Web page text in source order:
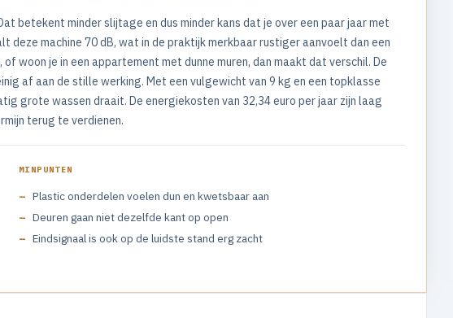
betekent minder slijtage en dus minder kans dat je over een paar jaar met
machine 70 dB, wat in de praktijk merkbaar rustiger aanvoelt dan een
woon je in een appartement met dunne muren, dan maakt dat verschil. De
af aan de stille werking. Met een vulgewicht van 9 kg en een topklasse
grote wassen draait. De energiekosten van 32,34 euro per jaar zijn laag
terug te verdienen.
MINPUNTEN
Plastic onderdelen voelen dun en kwetsbaar aan
Deuren gaan niet dezelfde kant op open
Eindsignaal is ook op de luidste stand erg zacht